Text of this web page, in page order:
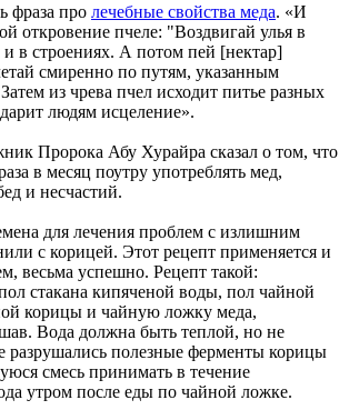
фраза про лечебные свойства меда. «И
откровение пчеле: "Воздвигай улья в
и в строениях. А потом пей [нектар]
смиренно по путям, указанным
из чрева пчел исходит питье разных
людям исцеление».
Пророка Абу Хурайра сказал о том, что
в месяц поутру употреблять мед,
и несчастий.
для лечения проблем с излишним
с корицей. Этот рецепт применяется и
весьма успешно. Рецепт такой:
стакана кипяченой воды, пол чайной
корицы и чайную ложку меда,
Вода должна быть теплой, но не
разрушались полезные ферменты корицы
смесь принимать в течение
утром после еды по чайной ложке.